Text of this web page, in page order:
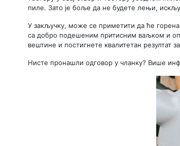
пиле. Зато је боље да не будете лењи,
У закључку, може се приметити да ће
са добро подешеним притисним ваљком и
вештине и постигнете квалитетан резултат
Нисте пронашли одговор у чланку? Више